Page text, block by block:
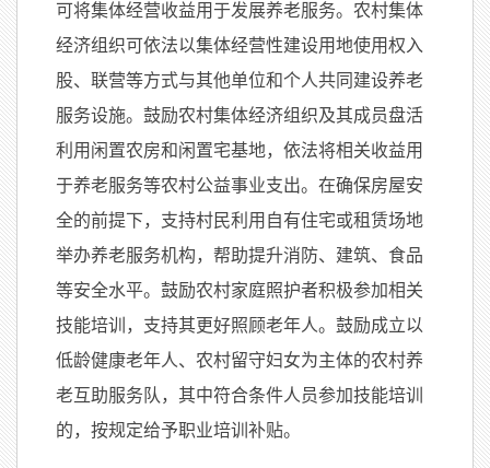
可将集体经营收益用于发展养老服务。农村集体
经济组织可依法以集体经营性建设用地使用权入
股、联营等方式与其他单位和个人共同建设养老
服务设施。鼓励农村集体经济组织及其成员盘活
利用闲置农房和闲置宅基地，依法将相关收益用
于养老服务等农村公益事业支出。在确保房屋安
全的前提下，支持村民利用自有住宅或租赁场地
举办养老服务机构，帮助提升消防、建筑、食品
等安全水平。鼓励农村家庭照护者积极参加相关
技能培训，支持其更好照顾老年人。鼓励成立以
低龄健康老年人、农村留守妇女为主体的农村养
老互助服务队，其中符合条件人员参加技能培训
的，按规定给予职业培训补贴。